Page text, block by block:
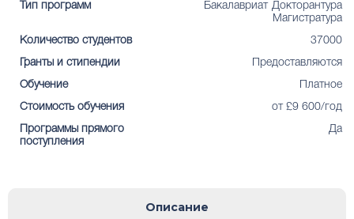
Тип программ Бакалавриат Докторантура
Магистратура
Количество студентов 37000
Гранты и стипендии Предоставляются
Обучение Платное
Стоимость обучения от £9 600/год
Программы прямого
поступления
Да
Описание